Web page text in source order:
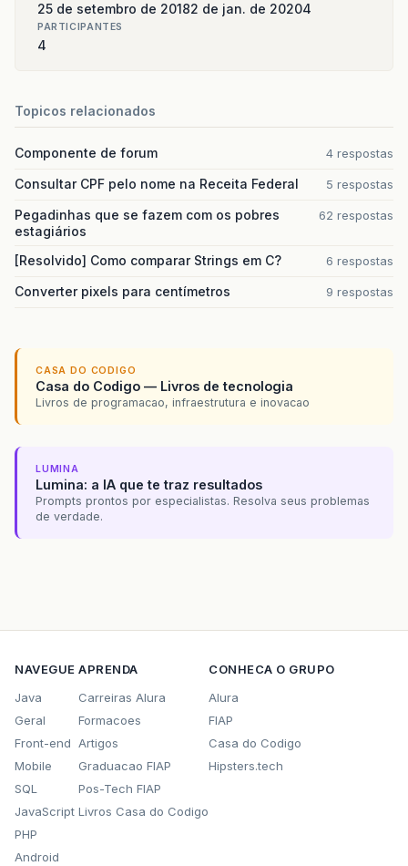
25 de setembro de 20182 de jan. de 20204
PARTICIPANTES
4
Topicos relacionados
Componente de forum 4 respostas
Consultar CPF pelo nome na Receita Federal 5 respostas
Pegadinhas que se fazem com os pobres
estagiários
62 respostas
[Resolvido] Como comparar Strings em C? 6 respostas
Converter pixels para centímetros 9 respostas
CASA DO CODIGO
Casa do Codigo — Livros de tecnologia
Livros de programacao, infraestrutura e inovacao
LUMINA
Lumina: a IA que te traz resultados
Prompts prontos por especialistas. Resolva seus problemas
de verdade.
NAVEGUE
Java
Geral
Front-end
Mobile
SQL
JavaScript
PHP
Android
APRENDA
Carreiras Alura
Formacoes
Artigos
Graduacao FIAP
Pos-Tech FIAP
Livros Casa do Codigo
CONHECA O GRUPO
Alura
FIAP
Casa do Codigo
Hipsters.tech